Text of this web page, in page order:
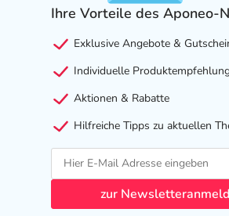
Ihre Vorteile des Aponeo-
Exklusive Angebote &
Individuelle
Aktionen & Rabatte
Hilfreiche Tipps zu aktuellen
zur